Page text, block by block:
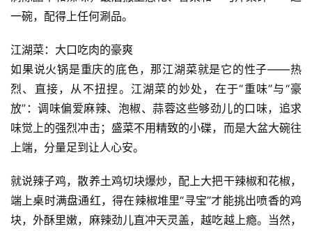
件
用
服
务
项
目
A
I
提
示
一碗，配得上任何涮品。
江湖菜：大口吃肉的豪爽
如果说火锅是重庆的底色，那江湖菜就是它的性子——热
烈、直接，从不扭捏。江湖菜的妙处，在于“重味”与“豪
放”：调味偏爱麻辣、泡椒、蒜蓉这些够劲儿的口味，追求
味觉上的强烈冲击；盛菜不用精致的小碟，而是大盆大碗往
上端，分量足到让人心安。
就说辣子鸡，散养土鸡切块爆炒，配上大把干辣椒和花椒，
端上桌时满盘通红，得在辣椒堆里“寻宝”才能挑出喷香的鸡
块，外酥里嫩，麻辣劲儿直冲天灵盖，越吃越上瘾。当然，